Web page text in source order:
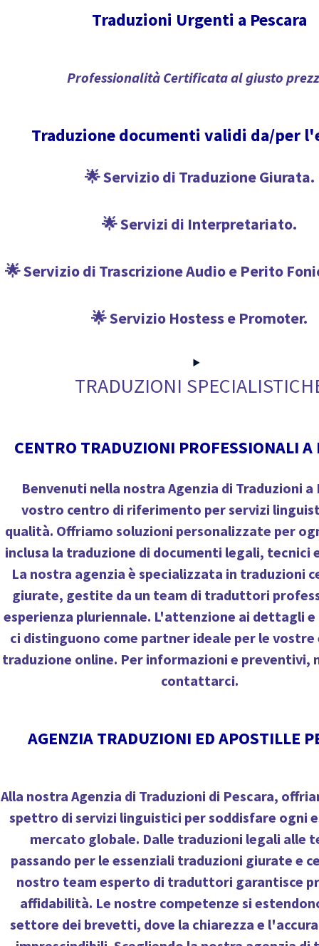
Traduzioni Urgenti a Pescara
Professionalità Certificata al giusto
Traduzione documenti validi da/per
🌟 Servizio di Traduzione Giurata.
🌟 Servizi di Interpretariato.
🌟 Servizio di Trascrizione Audio e Perito
🌟 Servizio Hostess e Promoter.
TRADUZIONI
CENTRO TRADUZIONI PROFESSIONALI A
Benvenuti nella nostra Agenzia di Traduzioni a
vostro centro di riferimento per servizi
qualità. Offriamo soluzioni personalizzate per
inclusa la traduzione di documenti legali, tecnici
La nostra agenzia è specializzata in traduzioni
giurate, gestite da un team di traduttori
esperienza pluriennale. L'attenzione ai dettagli
ci distinguono come partner ideale per le vostre
traduzione online. Per informazioni e preventivi,
contattarci.
AGENZIA TRADUZIONI ED APOSTILLE
Alla nostra Agenzia di Traduzioni di Pescara,
spettro di servizi linguistici per soddisfare ogni
mercato globale. Dalle traduzioni legali alle
passando per le essenziali traduzioni giurate e
nostro team esperto di traduttori garantisce
affidabilità. Le nostre competenze si
settore dei brevetti, dove la chiarezza e